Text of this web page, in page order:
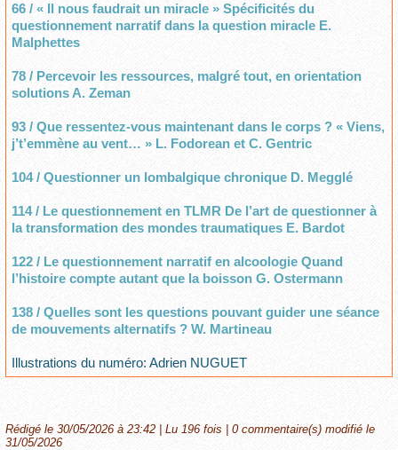
66 / « Il nous faudrait un miracle » Spécificités du
questionnement narratif dans la question miracle E.
Malphettes
78 / Percevoir les ressources, malgré tout, en orientation
solutions A. Zeman
93 / Que ressentez-vous maintenant dans le corps ? « Viens,
j’t’emmène au vent… » L. Fodorean et C. Gentric
104 / Questionner un lombalgique chronique D. Megglé
114 / Le questionnement en TLMR De l’art de questionner à
la transformation des mondes traumatiques E. Bardot
122 / Le questionnement narratif en alcoologie Quand
l’histoire compte autant que la boisson G. Ostermann
138 / Quelles sont les questions pouvant guider une séance
de mouvements alternatifs ? W. Martineau
Illustrations du numéro: Adrien NUGUET
Rédigé le 30/05/2026 à 23:42 | Lu 196 fois | 0commentaire(s) modifié le
31/05/2026